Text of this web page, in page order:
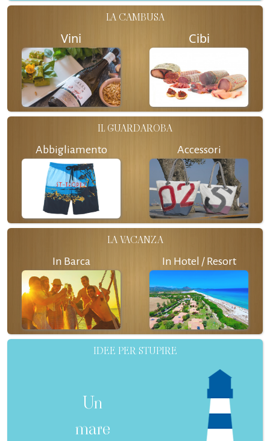
LA CAMBUSA
Vini Cibi
IL GUARDAROBA
Abbigliamento Accessori
LA VACANZA
In Barca In Hotel / Resort
IDEE PER STUPIRE
Un
mare